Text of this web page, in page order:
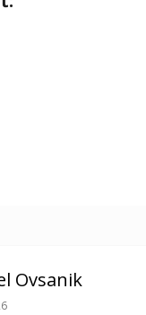
Ovsanik
obchodu je 5 z 5